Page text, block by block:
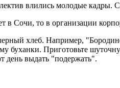
влились молодые кадры.
в Сочи, то в организации
хлеб. Например,
буханки. Приготовьте
день выдать "подержать".